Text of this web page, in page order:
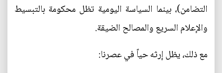
التضامن)، بينما السياسة اليومية تظل محكومة بالتبسيط
والإعلام السريع والمصالح الضيقة.
مع ذلك، يظل إرثه حياً في عصرنا: